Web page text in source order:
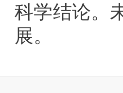
科学结论。
展。